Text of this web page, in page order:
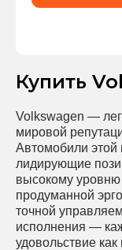
Купить
Volkswagen —
мировой
Автомобили этой
лидирующие
высокому уровню
продуманной
точной
исполнения —
удовольствие